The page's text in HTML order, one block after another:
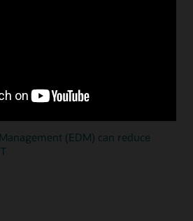
Cloud EPM is the smart
(EDM) can reduce